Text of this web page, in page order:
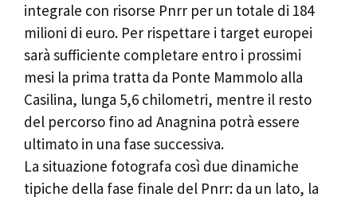
integrale con risorse Pnrr per un totale di 184
milioni di euro. Per rispettare i target europei
sarà sufficiente completare entro i prossimi
mesi la prima tratta da Ponte Mammolo alla
Casilina, lunga 5,6 chilometri, mentre il resto
del percorso fino ad Anagnina potrà essere
ultimato in una fase successiva.
La situazione fotografa così due dinamiche
tipiche della fase finale del Pnrr: da un lato, la